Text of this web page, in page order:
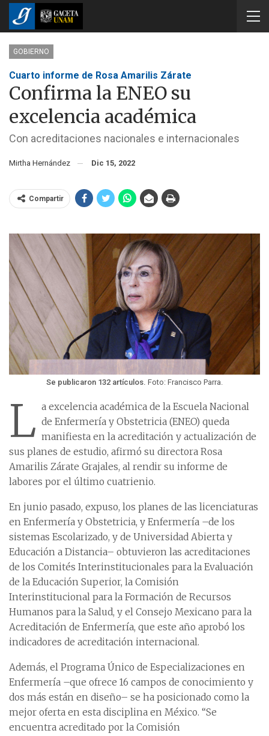
GOBIERNO
Cuarto informe de Rosa Amarilis Zárate
Confirma la ENEO su
excelencia académica
Con acreditaciones nacionales e internacionales
Mirtha Hernández Dic 15, 2022
Compartir
Se publicaron 132 artículos. Foto: Francisco Parra.
L a excelencia académica de la Escuela Nacional
de Enfermería y Obstetricia (ENEO) queda
manifiesta en la acreditación y actualización de
sus planes de estudio, afirmó su directora Rosa
Amarilis Zárate Grajales, al rendir su informe de
labores por el último cuatrienio.
En junio pasado, expuso, los planes de las licenciaturas
en Enfermería y Obstetricia, y Enfermería –de los
sistemas Escolarizado, y de Universidad Abierta y
Educación a Distancia– obtuvieron las acreditaciones
de los Comités Interinstitucionales para la Evaluación
de la Educación Superior, la Comisión
Interinstitucional para la Formación de Recursos
Humanos para la Salud, y el Consejo Mexicano para la
Acreditación de Enfermería, que este año aprobó los
indicadores de acreditación internacional.
Además, el Programa Único de Especializaciones en
Enfermería –que ofrece 16 campos de conocimiento y
dos más están en diseño– se ha posicionado como la
mejor oferta en esta disciplina en México. “Se
encuentra acreditado por la Comisión